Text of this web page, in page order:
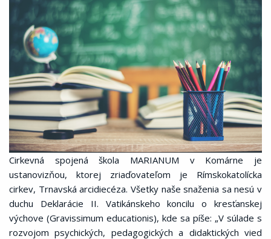
Cirkevná spojená škola MARIANUM v Komárne je
ustanovizňou, ktorej zriaďovateľom je Rímskokatolícka
cirkev, Trnavská arcidiecéza. Všetky naše snaženia sa nesú v
duchu Deklarácie II. Vatikánskeho koncilu o kresťanskej
výchove (Gravissimum educationis), kde sa píše: „V súlade s
rozvojom psychických, pedagogických a didaktických vied